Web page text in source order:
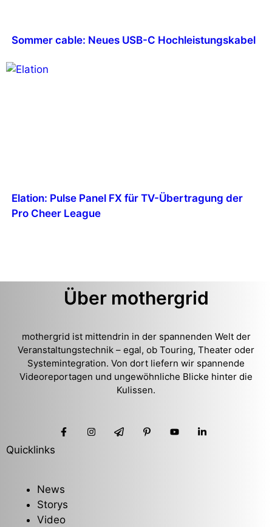
Sommer cable: Neues USB-C Hochleistungskabel
Elation: Pulse Panel FX für TV-Übertragung der
Pro Cheer League
Über mothergrid
mothergrid ist mittendrin in der spannenden Welt der
Veranstaltungstechnik – egal, ob Touring, Theater oder
Systemintegration. Von dort liefern wir spannende
Videoreportagen und ungewöhnliche Blicke hinter die
Kulissen.
Quicklinks
News
Storys
Video